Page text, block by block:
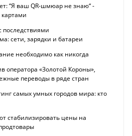
“Я ваш QR-шмюар не знаю“ -
последствиями
сети, зарядки и батареи
необходимо как никогда
оператора «Золотой Короны»,
переводы в ряде стран
самых умных городов мира: кто
стабилизировать цены на